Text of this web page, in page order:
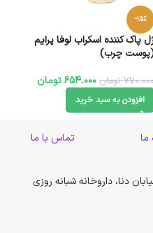
-15%
پاک کننده اسکراب لوفا پرایم
چرب)
تومان 654.000تومان
افزودن به سبد خرید
ما تماس با ما
دنا، داروخانه شبانه روزی